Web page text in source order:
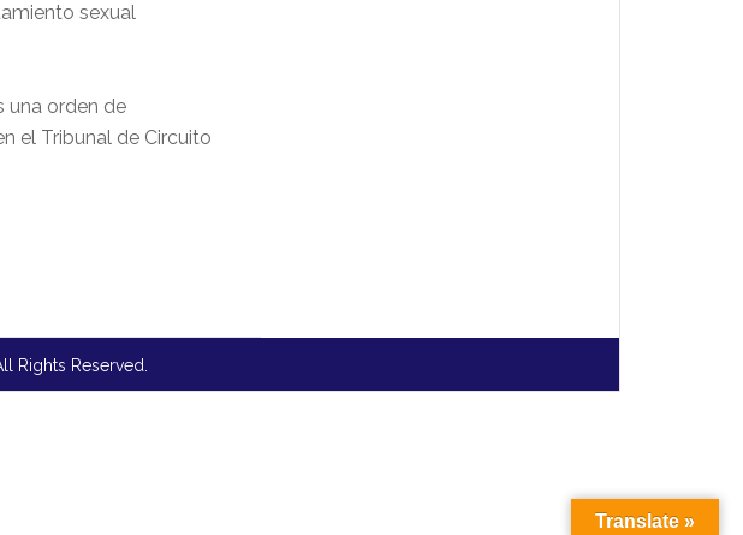
sexual
una orden de
el Tribunal de Circuito
Rights Reserved.
Translate »